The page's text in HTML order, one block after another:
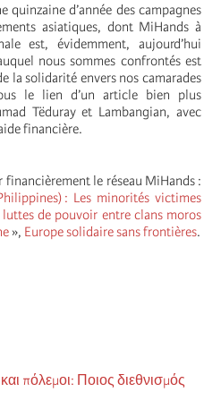
quinzaine d’année des campagnes
asiatiques, dont MiHands à
est, évidemment, aujourd’hui
nous sommes confrontés est
la solidarité envers nos camarades
le lien d’un article bien plus
Tëduray et Lambangian, avec
financière.
le réseau MiHands :
: Les minorités victimes
de pouvoir entre clans moros
», Europe solidaire sans frontières.
πόλεμοι: Ποιος διεθνισμός